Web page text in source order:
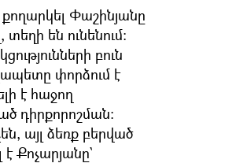
Փաշինյանը
են ունենում։
բուն
փորձում է
է հաջող
դիրքորոշման։
այլ ձեռք բերված
է Քոչարյանը`